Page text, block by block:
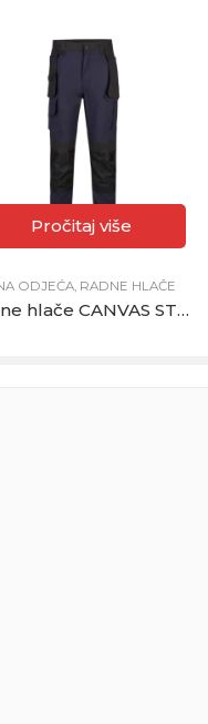
Pročitaj više
ODJEĆA, RADNE HLAČE
Radne hlače CANVAS STRETCH plave